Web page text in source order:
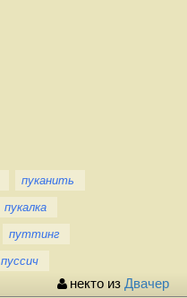
пуканить
пукалка
путтинг
пуссич
некто из Двачер